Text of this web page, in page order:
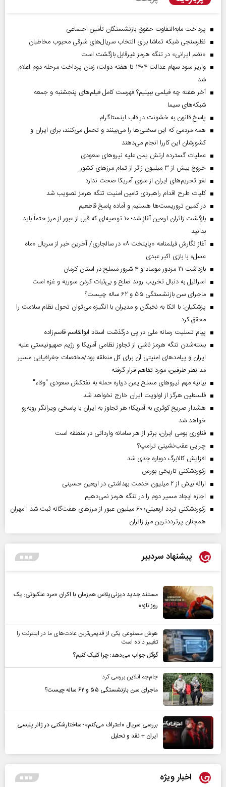
پرداخت مابه‌التفاوت حقوق بازنشستگان تأمین اجتماعی
نظرسنجی شبکه تماشا برای انتخاب سریال‌های شرقی محبوب مخاطبان
«نظم ایرانی» در تنگه هرمز غیرقابل بازگشت است
واریز سود سهام عدالت ۱۴۰۴ تا هفته دولت؛ زمان پرداخت مرحله دوم اعلام
شد
آخر هفته چه فیلمی ببینیم؟ فهرست کامل فیلم‌های پنجشنبه و جمعه
شبکه‌های سیما
پاسخ قانون به خشونت در قاب اینستاگرام
همه مردمی که این سختی‌ها را می‌بینند و تحمل می‌کنند، برای ایران و
کشورشان این کاررا انجام می‌دهند
عملیات گسترده ارتش یمن علیه نیروهای سعودی
خروج بیش از ۳ میلیون زائر از تمام مرز‌های کشور
لغو تحریم‌های ایران از سوی آمریکا صحت ندارد
کلیات طرح اقدام راهبردی تامین امنیت تنگه هرمز تصویب شد
در کمین تروریست‌ها هستیم و آماده پاسخ قاطعیم
بازگشت زائران اربعین آغاز شد؛ ۱۰ توصیه‌ای که قبل از عبور از مرز حتماً باید
بدانید
آغاز نگارش فیلمنامه «پایتخت ۸» در سالجاری/ آخرین خبر از سریال «ماه
عسل» با بازی اکبر عبدی
بازداشت ۲۱ مزدور موساد و ۴ شرور مسلح در استان کرمان
اسرائیل به دنبال تخریب روند صلح و بی‌ثبات کردن سوریه و غزه است
ماجرای سن بازنشستگی ۵۵ و ۶۲ ساله چیست؟
پزشکیان: با اتکا به نخبگان و مدیران با انگیزه می‌توان تحول نظام سلامت را
محقق کرد
پیام تسلیت رسانه ملی در پی درگذشت استاد ابوالقاسم قاسم‌زاده
بسته‌شدن تنگه هرمز ناشی از تجاوز نظامی آمریکا و رژیم صهیونیستی علیه
ایران و پیامد‌های امنیتی آن برای کل منطقه بود/مختصات جغرافیایی مسیر
مد نظر طرفین، مورد تفاهم قرار گرفته
بیانیه مهم نیروهای مسلح یمن درباره حمله به نفتکش سعودی "وفاء"
فلسطین هرگز از اولویت ایران خارج نخواهد شد
هشدار صریح کوثری به آمریکا؛ هر تجاوز به ایران با پاسخی ویرانگر روبه‌رو
خواهد شد
فناوری بومی ایران، برتر از هر سامانه وارداتی در منطقه است
چرایی عقب‌نشینی ترامپ؟
افزایش کالابرگ دوباره جدی شد
رکوردشکنی تاریخی بورس
ارائه بیش از ۲ میلیون خدمت بهداشتی در اربعین حسینی
اجازه ایجاد مسیر دوم را در تنگه هرمز نمی‌دهیم
رکوردشکنی تردد اربعینی؛ ۶۰ میلیون عبور از مرزهای هفت‌گانه ثبت شد | مهران
همچنان پرترددترین مرز زائران
پیشنهاد سردبیر
مستند جدید دیزنی‌پلاس هم‌زمان با اکران «مرد عنکبوتی: یک
روز تازه»
هوش مصنوعی یکی از قدیمی‌ترین عادت‌های ما در اینترنت را
تغییر داده است
گوگل جواب می‌دهد؛ چرا کلیک کنیم؟
جام‌جم آنلاین بررسی کرد
ماجرای سن بازنشستگی ۵۵ و ۶۲ ساله چیست؟
بررسی سریال «اعتراف می‌کنم»؛ ساختارشکنی در ژانر پلیسی
ایران + نقد و تحلیل
اخبار ویژه